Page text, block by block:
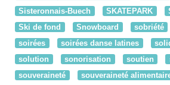
Sisteronnais-Buech
SKATEPARK
Ski de fond
Snowboard sobriété
soirées
soirées danse latines
solution
sonorisation soutien
souveraineté
souveraineté